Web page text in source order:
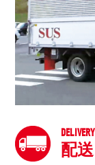
DELIVERY
配